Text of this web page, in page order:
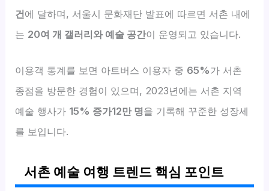
건에 달하며, 서울시 문화재단 발표에 따르면 서촌 내에
는 20여 개 갤러리와 예술 공간이 운영되고 있습니다.
이용객 통계를 보면 아트버스 이용자 중 65%가 서촌
종점을 방문한 경험이 있으며, 2023년에는 서촌 지역
예술 행사가 15% 증가12만 명을 기록해 꾸준한 성장세
를 보입니다.
서촌 예술 여행 트렌드 핵심 포인트